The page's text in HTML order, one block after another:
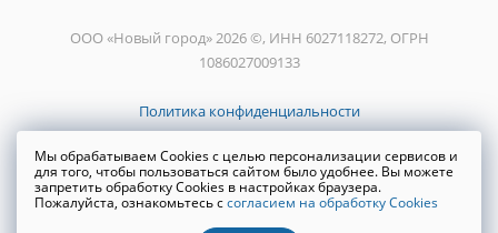
ООО «Новый город» 2026 ©, ИНН 6027118272, ОГРН
1086027009133
Политика конфиденциальности
Создание сайта WRP
Мы обрабатываем Cookies с целью персонализации сервисов и
для того, чтобы пользоваться сайтом было удобнее. Вы можете
запретить обработку Cookies в настройках браузера.
Пожалуйста, ознакомьтесь ссогласием на обработку Cookies